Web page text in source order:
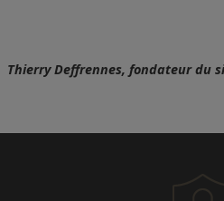
Thierry Deffrennes, fondateur du